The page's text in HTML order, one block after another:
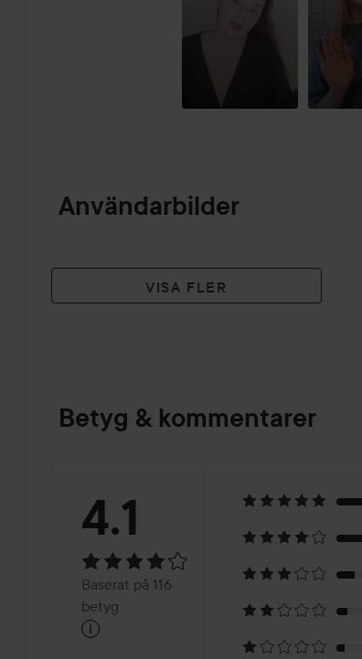
Användarbilder
VISA FLER
Betyg & kommentarer
Betyg:
4.1Baserat
på
4.1
Baserat på 116
betyg
i